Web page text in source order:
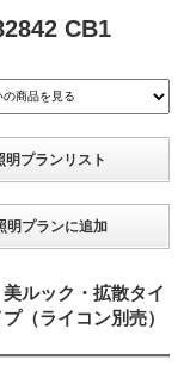
CB1
明プランリスト
明プランに追加
ルック・拡散タイ
（ライコン別売）